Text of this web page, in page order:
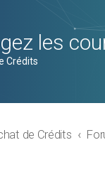
les
Crédits
de Crédits